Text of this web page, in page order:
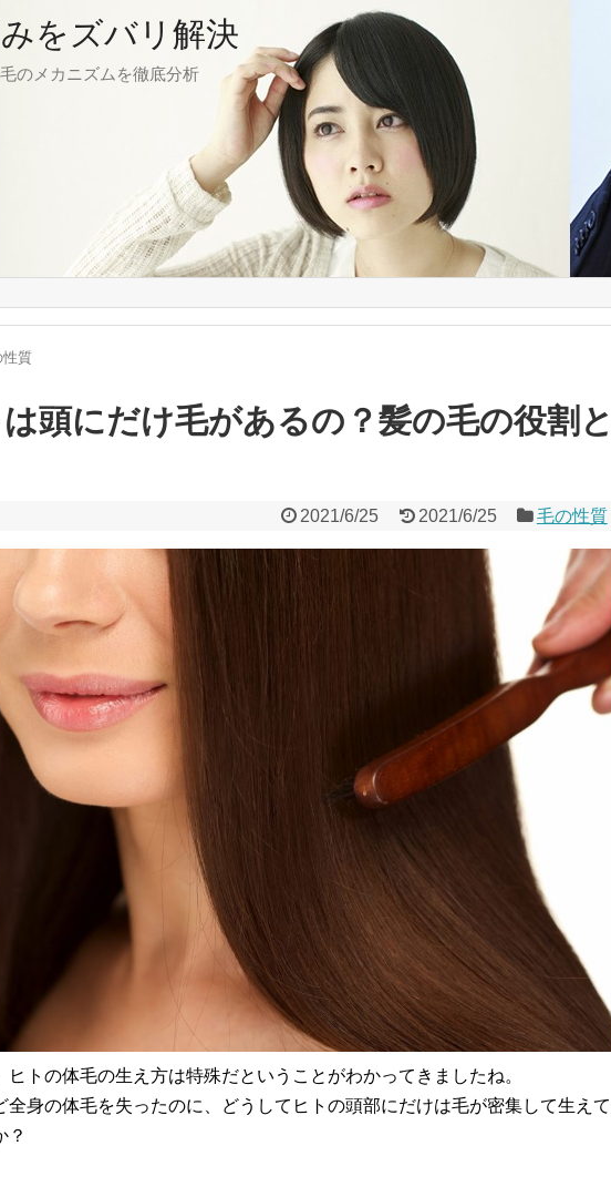
をズバリ解決
のメカニズムを徹底分析
性質
頭にだけ毛があるの？髪の毛の役割と
2021/6/25 2021/6/25 毛の性質
ヒトの体毛の生え方は特殊だということがわかってきましたね。
全身の体毛を失ったのに、どうしてヒトの頭部にだけは毛が密集して生えて
？